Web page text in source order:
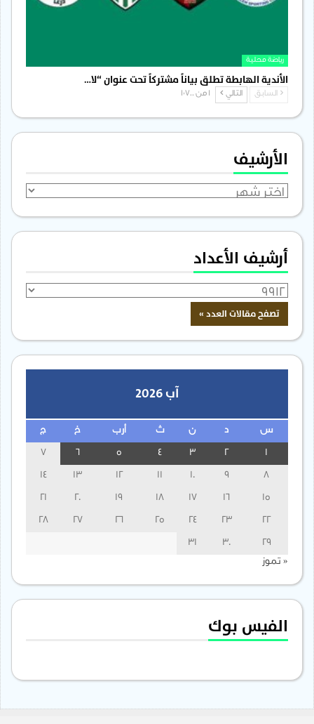
رياضة محلية
الأندية الهابطة تطلق بياناً مشتركاً تحت عنوان “لا…
السابق التالي
الأرشيف
الأرشيف
أرشيف الأعداد
آب 2026
س ن ث أرب خ ج
3
13
14
15
17
18
19
20
23
24
25
27
28
29
30
31
« تموز
الفيس بوك